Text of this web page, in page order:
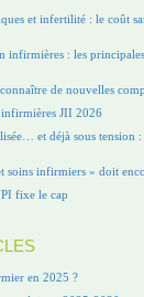
et infertilité : le coût
infirmières : les
de nouvelles
infirmières JII 2026
et déjà sous tension
soins infirmiers » doit
fixe le cap
en 2025 ?